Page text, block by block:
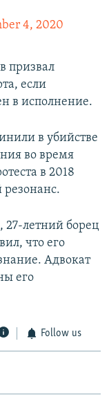
4, 2020
призвал
если
в исполнение.
в убийстве
во время
в 2018
27-летний борец
что его
Адвокат
его
Follow us